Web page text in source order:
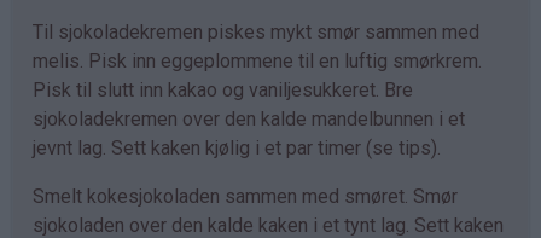
Til sjokoladekremen piskes mykt smør sammen med
melis. Pisk inn eggeplommene til en luftig smørkrem.
Pisk til slutt inn kakao og vaniljesukkeret. Bre
sjokoladekremen over den kalde mandelbunnen i et
jevnt lag. Sett kaken kjølig i et par timer (se tips).
Smelt kokesjokoladen sammen med smøret. Smør
sjokoladen over den kalde kaken i et tynt lag. Sett kaken